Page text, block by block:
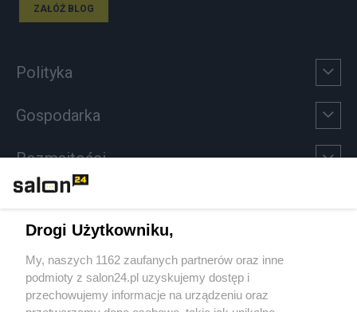
ZAŁÓŻ BLOG
Polityka
Gospodarka
Rozmaitości
Sport
Społeczeństwo
Drogi Użytkowniku,
My, naszych 1162 zaufanych partnerów oraz inne
podmioty z salon24.pl uzyskujemy dostęp i
przechowujemy informacje na urządzeniu oraz